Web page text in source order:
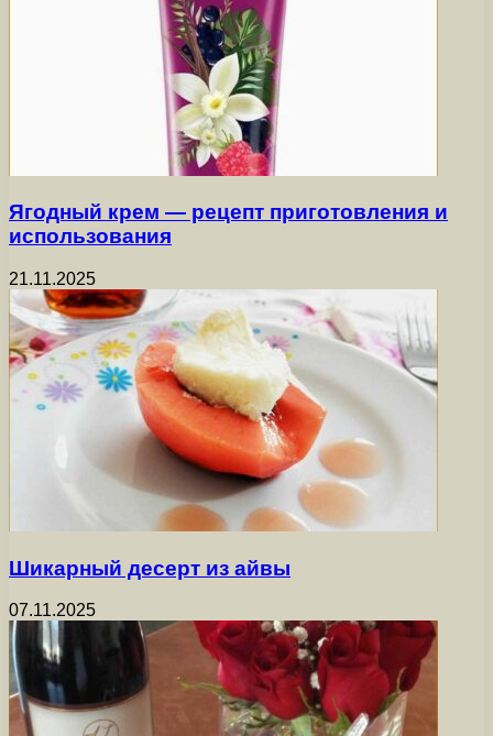
Ягодный крем — рецепт приготовления и
использования
21.11.2025
Шикарный десерт из айвы
07.11.2025